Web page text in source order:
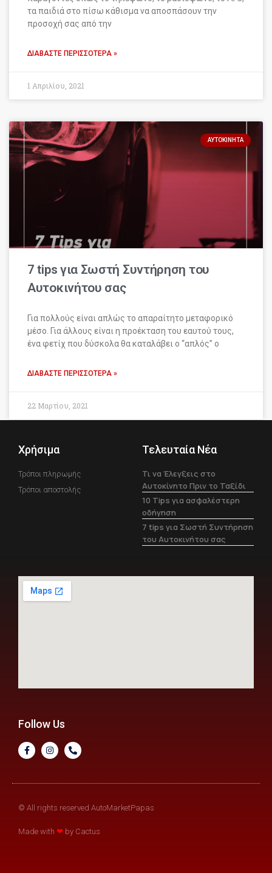
τα παιδιά στο πίσω κάθισμα να αποσπάσουν την
προσοχή σας από την
ΔΙΑΒΆΣΤΕ ΠΕΡΙΣΣΌΤΕΡΑ »
1 Απριλίου, 2021
ΑΥΤΟΚΊΝΗΤΑ
7 tips για Σωστή Συντήρηση του
Αυτοκινήτου σας
Για πολλούς είναι απλώς το απαραίτητο μεταφορικό
μέσο. Για άλλους είναι η προέκταση του εαυτού τους,
ένα φετίχ που δύσκολα θα καταλάβει ο “απλός” ο
ΔΙΑΒΆΣΤΕ ΠΕΡΙΣΣΌΤΕΡΑ »
22 Μαρτίου, 2021
Χρήσιμα
Τρόποι πληρωμής
Τρόποι αποστολής
Τελευταία Νέα
Τι να Έλεγξεις στο
Αυτοκίνητο Πριν το Ταξίδι
10 Tips για ασφαλέστερη
οδήγηση
7 tips για Σωστή Συντήρηση
του Αυτοκινήτου σας
Follow Us
© All rights reserved AutoMarketPapas
Made with ❤ by Cactus​​